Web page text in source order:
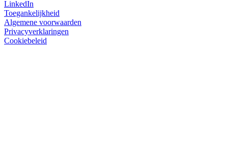
LinkedIn
Toegankelijkheid
Algemene voorwaarden
Privacyverklaringen
Cookiebeleid